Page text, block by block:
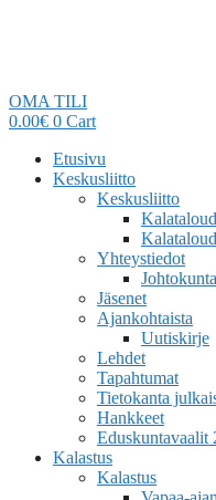
OMA TILI
0.00€ 0 Cart
Etusivu
Keskusliitto
Keskusliitto
Yhteystiedot
Johtokunta
Jäsenet
Ajankohtaista
Uutiskirje
Lehdet
Tapahtumat
Tietokanta
Hankkeet
Eduskuntavaalit
Kalastus
Kalastus